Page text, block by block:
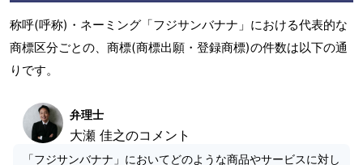
称呼(呼称)・ネーミング「フジサンバナナ」における代表的な
商標区分ごとの、商標(商標出願・登録商標)の件数は以下の通
りです。
弁理士
大瀬 佳之のコメント
「フジサンバナナ」においてどのような商品やサービスに対し